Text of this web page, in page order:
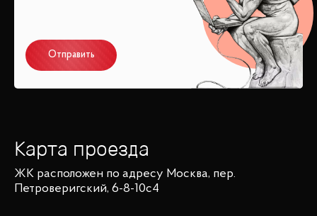
Отправить
Карта проезда
ЖК расположен по адресу Москва, пер.
Петроверигский, 6-8-10с4